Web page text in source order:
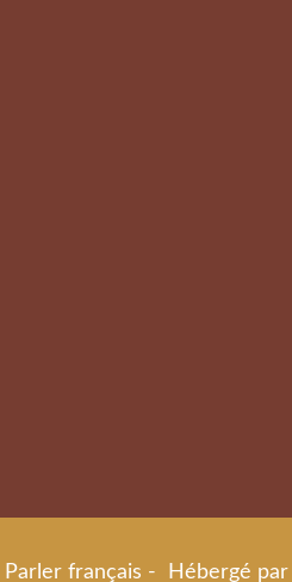
français - Hébergé par